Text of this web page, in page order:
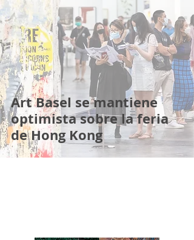
Art Basel se mantiene
optimista sobre la feria
de Hong Kong